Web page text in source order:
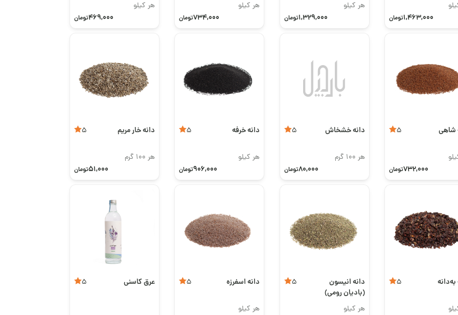
1,463,000تومان
هر کیلو
1,329,000تومان
هر کیلو
734,000تومان
هر کیلو
469,000تومان
شاهی 5
732,000تومان
دانه خشخاش 5
هر 100 گرم
80,000تومان
دانه خرفه 5
هر کیلو
906,000تومان
دانه خار مریم 5
هر 100 گرم
51,000تومان
به‌دانه 5
دانه انیسون
(بادیان رومی)
5
هر کیلو
دانه اسفرزه 5
هر کیلو
عرق کاسنی 5